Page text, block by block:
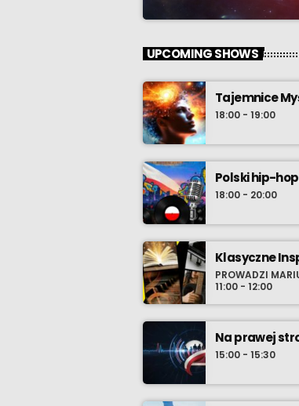
UPCOMING SHOWS
Tajemnice
18:00 - 19:00
Polski hip-
18:00 - 20:00
Klasyczne
PROWADZI
11:00 - 12:00
Na prawej
15:00 - 15:30